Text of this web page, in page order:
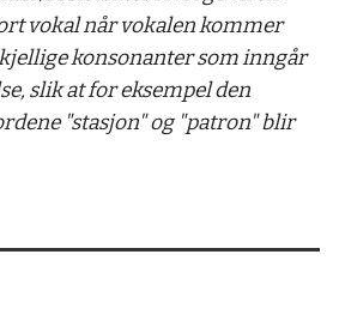
vokal når vokalen kommer
konsonanter som inngår
slik at for eksempel den
"stasjon" og "patron" blir